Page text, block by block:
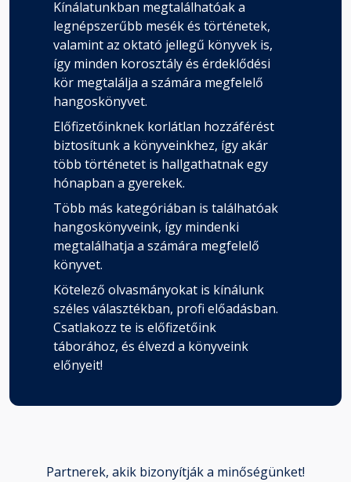
Kínálatunkban megtalálhatóak a
legnépszerűbb mesék és történetek,
valamint az oktató jellegű könyvek is,
így minden korosztály és érdeklődési
kör megtalálja a számára megfelelő
hangoskönyvet.
Előfizetőinknek korlátlan hozzáférést
biztosítunk a könyveinkhez, így akár
több történetet is hallgathatnak egy
hónapban a gyerekek.
Több más kategóriában is találhatóak
hangoskönyveink, így mindenki
megtalálhatja a számára megfelelő
könyvet.
Kötelező olvasmányokat is kínálunk
széles választékban, profi előadásban.
Csatlakozz te is előfizetőink
táborához, és élvezd a könyveink
előnyeit!
Partnerek, akik bizonyítják a minőségünket!